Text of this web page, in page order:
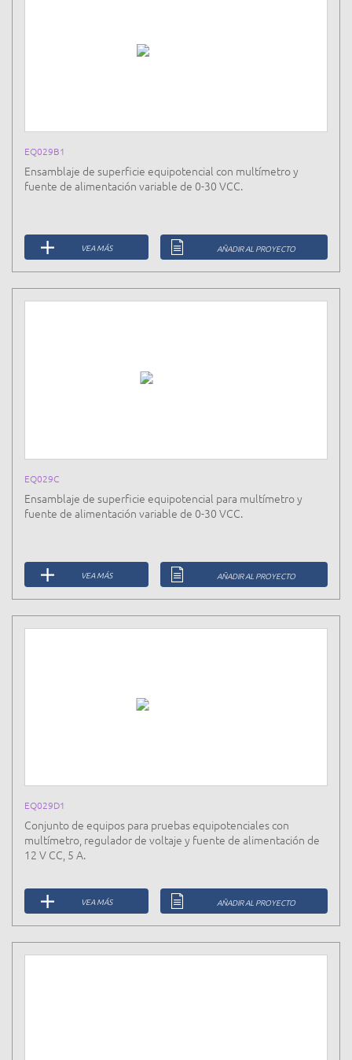
EQ029B1
Ensamblaje de superficie equipotencial con multímetro y
fuente de alimentación variable de 0-30 VCC.
VEA MÁS AÑADIR AL PROYECTO
EQ029C
Ensamblaje de superficie equipotencial para multímetro y
fuente de alimentación variable de 0-30 VCC.
VEA MÁS AÑADIR AL PROYECTO
EQ029D1
Conjunto de equipos para pruebas equipotenciales con
multímetro, regulador de voltaje y fuente de alimentación de
12 V CC, 5 A.
VEA MÁS AÑADIR AL PROYECTO